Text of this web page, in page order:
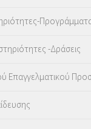
-Δράσεις
Επαγγελματικού